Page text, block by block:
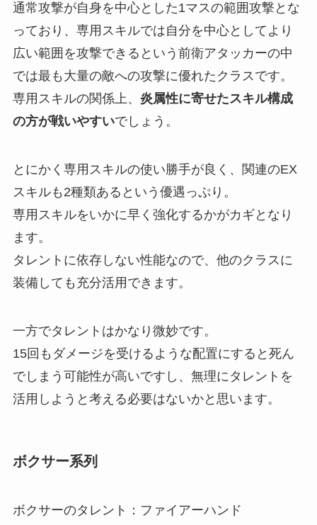
通常攻撃が自身を中心とした1マスの範囲攻撃とな
っており、専用スキルでは自分を中心としてより
広い範囲を攻撃できるという前衛アタッカーの中
では最も大量の敵への攻撃に優れたクラスです。
専用スキルの関係上、 炎属性に寄せたスキル構成
の方が戦いやすいでしょう。
とにかく 専用スキルの使い勝手が良く、関連のEX
スキルも2種類あるという優遇っぷり。
専用スキルをいかに早く強化するかがカギとなり
ます。
タレントに依存しない性能なので、他のクラスに
装備しても充分活用できます。
一方でタレントはかなり微妙です。
15回もダメージを受けるような配置にすると死ん
でしまう可能性が高いですし、無理にタレントを
活用しようと考える必要はないかと思います。
ボクサー系列
ボクサーのタレント：ファイアーハンド